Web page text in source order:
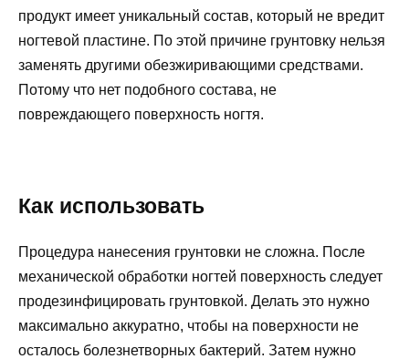
продукт имеет уникальный состав, который не вредит
ногтевой пластине. По этой причине грунтовку нельзя
заменять другими обезжиривающими средствами.
Потому что нет подобного состава, не
повреждающего поверхность ногтя.
Как использовать
Процедура нанесения грунтовки не сложна. После
механической обработки ногтей поверхность следует
продезинфицировать грунтовкой. Делать это нужно
максимально аккуратно, чтобы на поверхности не
осталось болезнетворных бактерий. Затем нужно